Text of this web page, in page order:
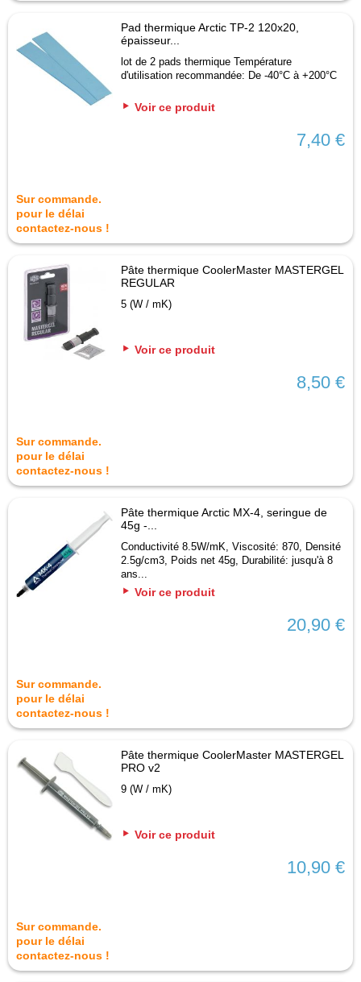
Pad thermique Arctic TP-2 120x20,
épaisseur...
lot de 2 pads thermique Température
d'utilisation recommandée: De -40°C à +200°C
Voir ce produit
7,40 €
Sur commande.
pour le délai
contactez-nous !
Pâte thermique CoolerMaster MASTERGEL
REGULAR
5 (W / mK)
Voir ce produit
8,50 €
Sur commande.
pour le délai
contactez-nous !
Pâte thermique Arctic MX-4, seringue de
45g -...
Conductivité 8.5W/mK, Viscosité: 870, Densité
2.5g/cm3, Poids net 45g, Durabilité: jusqu'à 8
ans...
Voir ce produit
20,90 €
Sur commande.
pour le délai
contactez-nous !
Pâte thermique CoolerMaster MASTERGEL
PRO v2
9 (W / mK)
Voir ce produit
10,90 €
Sur commande.
pour le délai
contactez-nous !